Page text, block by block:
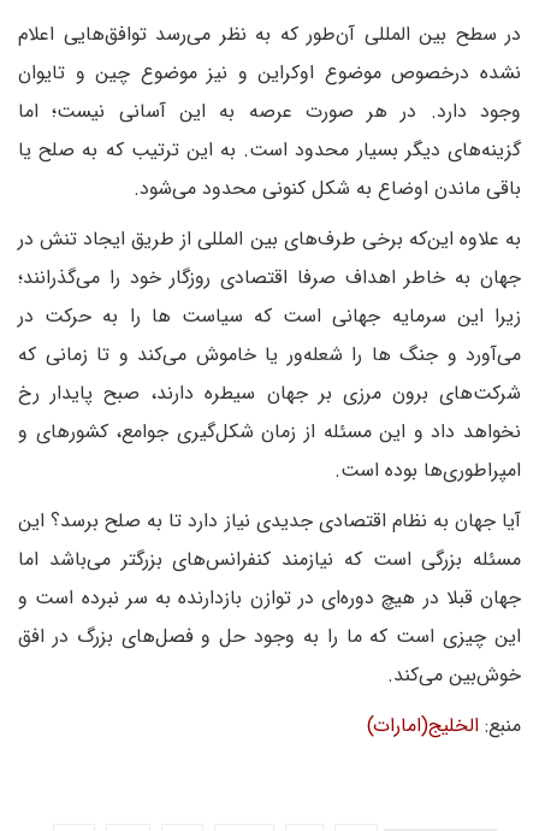
در سطح بین المللی آن‌طور که به نظر می‌رسد توافق‌هایی اعلام
نشده درخصوص موضوع اوکراین و نیز موضوع چین و تایوان
وجود دارد. در هر صورت عرصه به این آسانی نیست؛ اما
گزینه‌های دیگر بسیار محدود است. به این ترتیب که به صلح یا
باقی ماندن اوضاع به شکل کنونی محدود می‌شود.
به علاوه این‌که برخی طرف‌های بین المللی از طریق ایجاد تنش در
جهان به خاطر اهداف صرفا اقتصادی روزگار خود را می‌گذرانند؛
زیرا این سرمایه جهانی است که سیاست ها را به حرکت در
می‌آورد و جنگ ها را شعله‌ور یا خاموش می‌کند و تا زمانی که
شرکت‌های برون مرزی بر جهان سیطره دارند، صبح پایدار رخ
نخواهد داد و این مسئله از زمان شکل‌گیری جوامع، کشورهای و
امپراطوری‌ها بوده است.
آیا جهان به نظام اقتصادی جدیدی نیاز دارد تا به صلح برسد؟ این
مسئله بزرگی است که نیازمند کنفرانس‌های بزرگتر می‌باشد اما
جهان قبلا در هیچ دوره‌ای در توازن بازدارنده به سر نبرده است و
این چیزی است که ما را به وجود حل و فصل‌های بزرگ در افق
خوش‌بین می‌کند.
منبع: الخلیج(امارات)